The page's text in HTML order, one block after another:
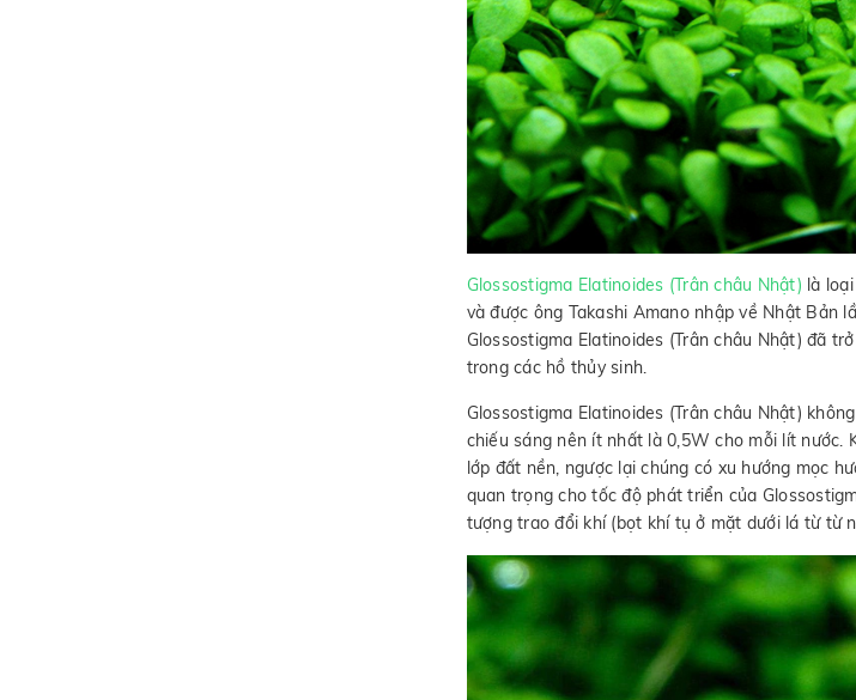
Glossostigma Elatinoides (Trân châu Nhật) là
và được ông Takashi Amano nhập về Nhật Bản
Glossostigma Elatinoides (Trân châu Nhật) đã
trong các hồ thủy sinh.
Glossostigma Elatinoides (Trân châu Nhật)
chiếu sáng nên ít nhất là 0,5W cho mỗi lít nước.
lớp đất nền, ngược lại chúng có xu hướng mọc
quan trọng cho tốc độ phát triển của
tượng trao đổi khí (bọt khí tụ ở mặt dưới lá từ từ